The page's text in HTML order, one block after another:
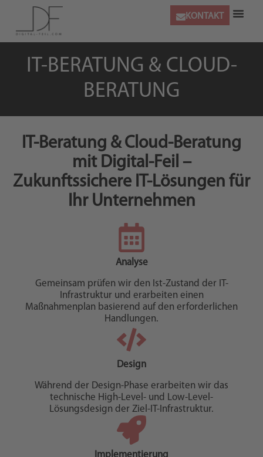
KONTAKT
IT-BERATUNG & CLOUD-
BERATUNG
IT-Beratung & Cloud-Beratung
mit Digital-Feil –
Zukunftssichere IT-Lösungen für
Ihr Unternehmen
Analyse
Gemeinsam prüfen wir den Ist-Zustand der IT-
Infrastruktur und erarbeiten einen
Maßnahmenplan basierend auf den erforderlichen
Handlungen.
Design
Während der Design-Phase erarbeiten wir das
technische High-Level- und Low-Level-
Lösungsdesign der Ziel-IT-Infrastruktur.
Implementierung